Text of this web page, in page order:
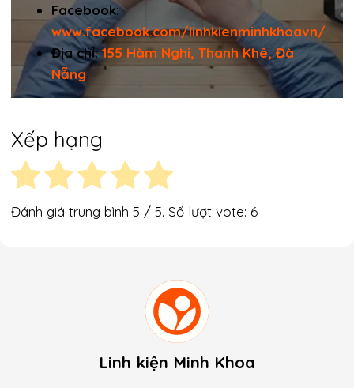
Facebook:
www.facebook.com/linhkienminhkhoavn/
Địa chỉ:155 Hàm Nghi, Thanh Khê, Đà
Nẵng
Xếp hạng
Đánh giá trung bình 5 / 5. Số lượt vote: 6
Linh kiện Minh Khoa